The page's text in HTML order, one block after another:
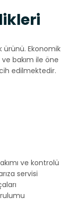
ürünü. Ekonomik
bakım ile öne
edilmektedir.
ve kontrolü
servisi